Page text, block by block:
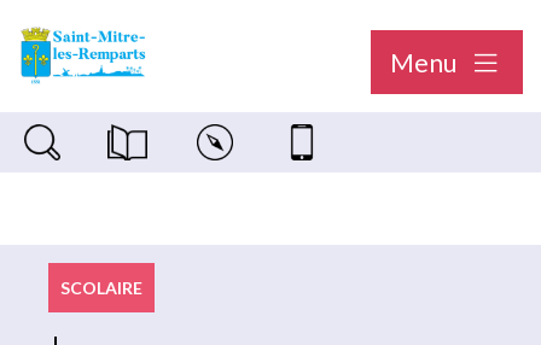
Menu
Recherche sur le siteMagazine municipal "Le Saint-Mitréen"
Carte interactiveNous contacter
SCOLAIRE